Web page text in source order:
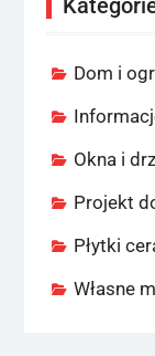
Dom i
Okna i
Projekt
Płytki
Własne